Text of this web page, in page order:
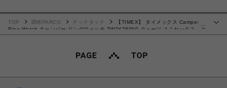
…
TOP 調布PARCO チックタック
【TIMEX】 タイメックス Camper
Ring Watch キャンパー リングウォッチ TW2Y78000 クォーツ ユニセックス ゴ
ールド